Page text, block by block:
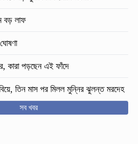
বড় লাফ
ঘোষণা
কারা পড়ছেন এই ফাঁদে
তিন মাস পর মিলল মুন্নির ঝুলন্ত মরদেহ
সব খবর